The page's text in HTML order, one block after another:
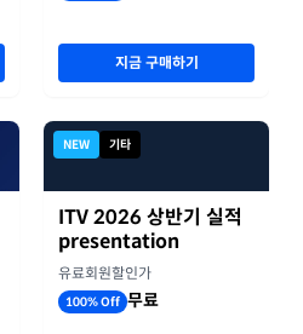
지금 구매하기
NEW 기타
ITV 2026 상반기 실적
presentation
유료회원할인가
100% Off 무료